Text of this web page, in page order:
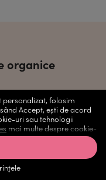
organice
sau extra
12 buc.
personalizat, folosim
Accept, ești de acord
uri sau tehnologii
mai multe despre cookie-